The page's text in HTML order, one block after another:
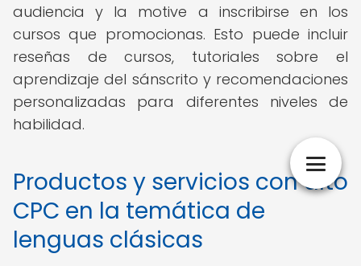
audiencia y la motive a inscribirse en los
cursos que promocionas. Esto puede incluir
reseñas de cursos, tutoriales sobre el
aprendizaje del sánscrito y recomendaciones
personalizadas para diferentes niveles de
habilidad.
Productos y servicios con alto
CPC en la temática de
lenguas clásicas